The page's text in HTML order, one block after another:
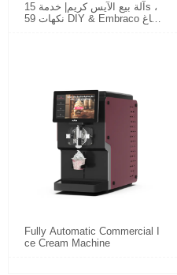
آلة بيع الآيس كريم| خدمة 15s ،
59 نكهات DIY & Embraco ضاغ
Fully Automatic Commercial I
ce Cream Machine